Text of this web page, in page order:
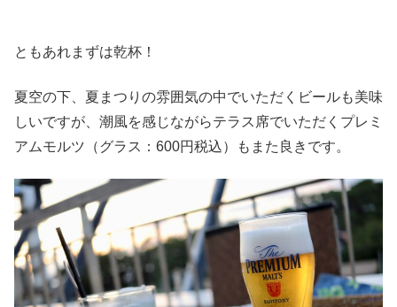
ともあれまずは乾杯！
夏空の下、夏まつりの雰囲気の中でいただくビールも美味
しいですが、潮風を感じながらテラス席でいただくプレミ
アムモルツ（グラス：600円税込）もまた良きです。